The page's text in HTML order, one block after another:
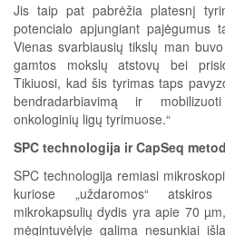
Jis taip pat pabrėžia platesnį
potencialo apjungiant pajėgumus
Vienas svarbiausių tikslų man
gamtos mokslų atstovų bei
Tikiuosi, kad šis tyrimas taps
bendradarbiavimą ir
onkologinių ligų tyrimuose.“
SPC technologija ir CapSeq
SPC technologija remiasi
kuriose „uždaromos“
mikrokapsulių dydis yra apie 70
mėgintuvėlyje galima nesunkiai